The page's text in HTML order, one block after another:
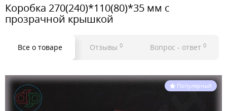
Коробка 270(240)*110(80)*35 мм с
прозрачной крышкой
Все о товаре Отзывы 0 Вопрос - ответ 0
Популярный